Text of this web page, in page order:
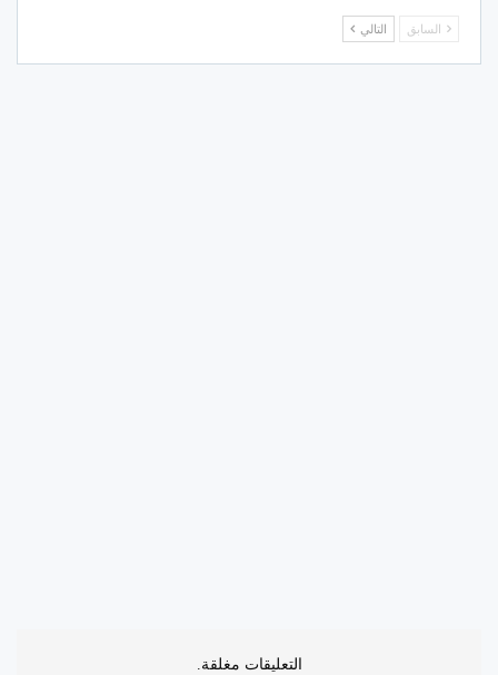
السابق التالي
التعليقات مغلقة.